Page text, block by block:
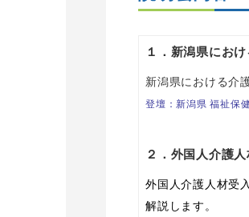
１．新潟県にお
新潟県における介
登壇：新潟県 福祉保
２．外国人介護
外国人介護人材受
解説します。